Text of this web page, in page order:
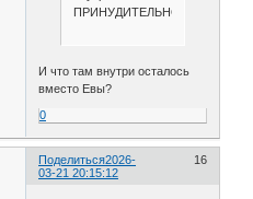
ПРИНУДИТЕЛЬНО!
И что там внутри осталось
вместо Евы?
0
Поделиться 16
2026-
03-21 20:15:12